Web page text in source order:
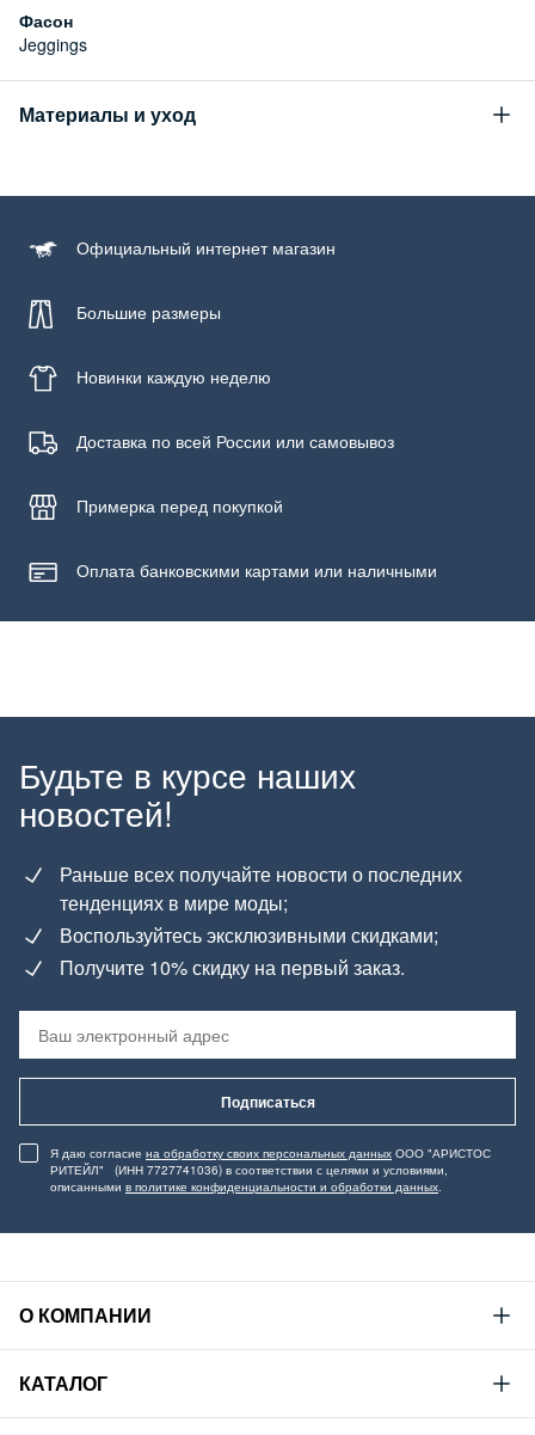
Фасон
Jeggings
Материалы и уход
98% хлопок, 2% эластан
Бережная стирка при температуре не более 30С, химчистка
запрещена, гладить при низкой температуре до 110С
Официальный интернет магазин
Большие размеры
Новинки каждую неделю
Доставка по всей России или самовывоз
Примерка перед покупкой
Оплата банковскими картами или наличными
Будьте в курсе наших
новостей!
Раньше всех получайте новости о последних
тенденциях в мире моды;
Воспользуйтесь эксклюзивными скидками;
Получите 10% скидку на первый заказ.
Подписаться
Я даю согласие на обработку своих персональных данных ООО "АРИСТОС
РИТЕЙЛ" (ИНН 7727741036) в соответствии с целями и условиями,
описанными в политике конфиденциальности и обработки данных
О КОМПАНИИ
Mustang
Философия
КАТАЛОГ